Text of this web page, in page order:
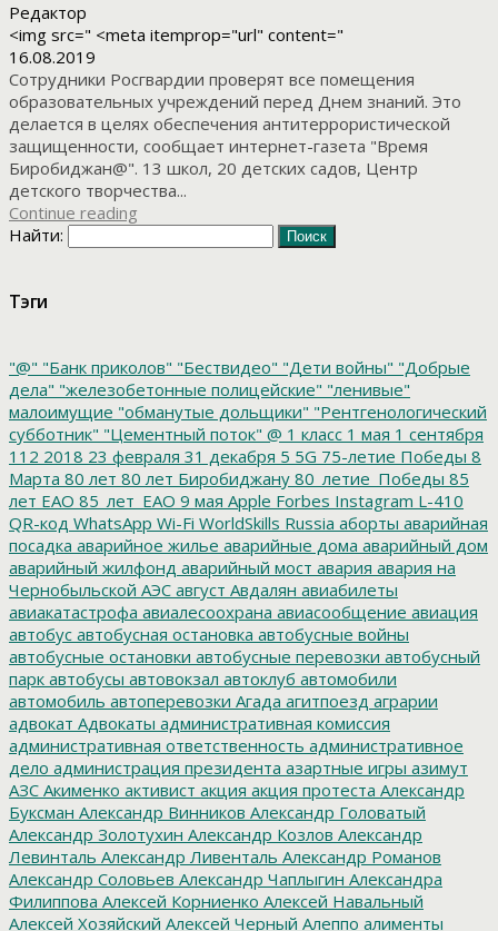
Редактор
<img src=" <meta itemprop="url" content="
16.08.2019
Сотрудники Росгвардии проверят все помещения
образовательных учреждений перед Днем знаний. Это
делается в целях обеспечения антитеррористической
защищенности, сообщает интернет-газета "Время
Биробиджан@". 13 школ, 20 детских садов, Центр
детского творчества...
Continue reading
Найти:
Тэги
"@" "Банк приколов" "Бествидео" "Дети войны" "Добрые
дела" "железобетонные полицейские" "ленивые"
малоимущие "обманутые дольщики" "Рентгенологический
субботник" "Цементный поток" @ 1 класс 1 мая 1 сентября
112 2018 23 февраля 31 декабря 5 5G 75-летие Победы 8
Марта 80 лет 80 лет Биробиджану 80_летие_Победы 85
лет ЕАО 85_лет_ЕАО 9 мая Apple Forbes Instagram L-410
QR-код WhatsApp Wi-Fi WorldSkills Russia аборты аварийная
посадка аварийное жилье аварийные дома аварийный дом
аварийный жилфонд аварийный мост авария авария на
Чернобыльской АЭС август Авдалян авиабилеты
авиакатастрофа авиалесоохрана авиасообщение авиация
автобус автобусная остановка автобусные войны
автобусные остановки автобусные перевозки автобусный
парк автобусы автовокзал автоклуб автомобили
автомобиль автоперевозки Агада агитпоезд аграрии
адвокат Адвокаты административная комиссия
административная ответственность административное
дело администрация президента азартные игры азимут
АЗС Акименко активист акция акция протеста Александр
Буксман Александр Винников Александр Головатый
Александр Золотухин Александр Козлов Александр
Левинталь Александр Ливенталь Александр Романов
Александр Соловьев Александр Чаплыгин Александра
Филиппова Алексей Корниенко Алексей Навальный
Алексей Хозяйский Алексей Черный Алеппо алименты